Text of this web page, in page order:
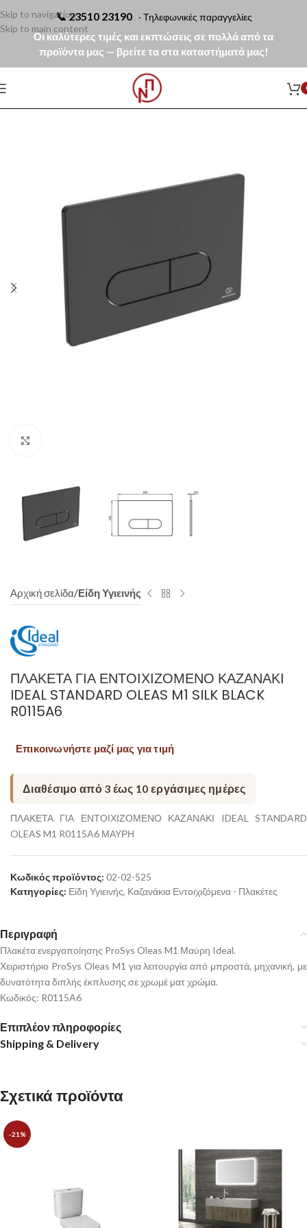
📞23510 23190 · Τηλεφωνικές παραγγελίες
Οι καλύτερες τιμές και εκπτώσεις σε πολλά από τα
προϊόντα μας — βρείτε τα στα καταστήματά μας!
Skip to navigation
Skip to main content
Αρχική σελίδα Είδη Υγιεινής
ΠΛΑΚΕΤΑ ΓΙΑ ΕΝΤΟΙΧΙΖΟΜΕΝΟ ΚΑΖΑΝΑΚΙ
IDEAL STANDARD OLEAS M1 SILK BLACK
R0115A6
Επικοινωνήστε μαζί μας για τιμή
Διαθέσιμο από 3 έως 10 εργάσιμες ημέρες
ΠΛΑΚΕΤΑ ΓΙΑ ΕΝΤΟΙΧΙΖΟΜΕΝΟ ΚΑΖΑΝΑΚΙ IDEAL STANDARD
OLEAS M1 R0115A6 ΜΑΥΡΗ
Κωδικός προϊόντος: 02-02-525
Κατηγορίες: Είδη Υγιεινής, Καζανάκια Εντοιχιζόμενα - Πλακέτες
Περιγραφή
Πλακέτα ενεργοποίησης ProSys Oleas M1 Μαύρη Ideal.
Χειριστήριο ProSys Oleas M1 για λειτουργία από μπροστά, μηχανική, με
δυνατότητα διπλής έκπλυσης σε χρωμέ ματ χρώμα.
Κωδικός: R0115A6
Επιπλέον πληροφορίες
Shipping & Delivery
Σχετικά προϊόντα
-21%